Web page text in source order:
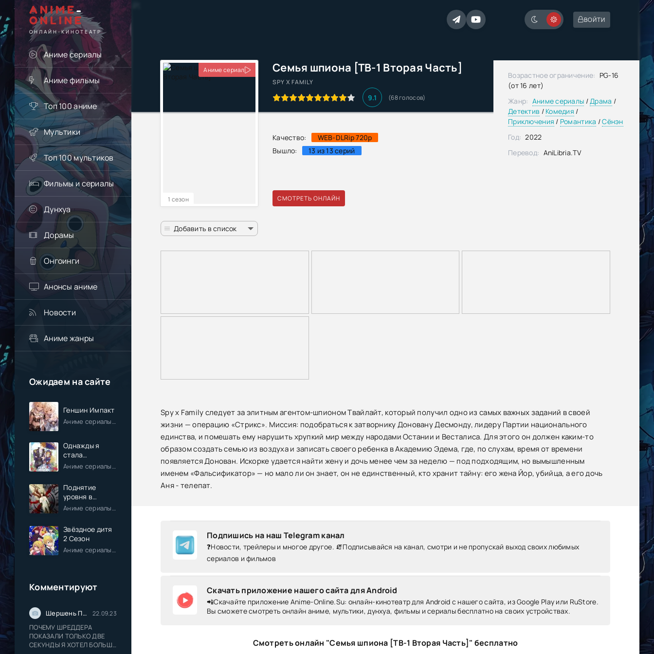
ANIME-
ONLINE
ОНЛАЙН-КИНОТЕАТР
ВОЙТИ
Аниме сериалы
Аниме фильмы
Топ 100 аниме
Мультики
Топ 100 мультиков
Фильмы и сериалы
Дунхуа
Дорамы
Онгоинги
Анонсы аниме
Новости
Аниме жанры
Ожидаем на сайте
Геншин Импакт
Однажды я
стала
принцессой
Аниме сериалы / Комедия / Романтика / Фэнтези / Анонсы
Поднятие
уровня в
одиночку
Аниме сериалы / Экшен / Приключения / Фэнтези / Анонсы
Звёздное дитя
2 Сезон
Аниме сериалы / Драма / Комедия / Романтика / Фантастика / Анонсы
Комментируют
Шершень Прайс 22.09.23
ПОЧЕМУ ШРЕДДЕРА
ПОКАЗАЛИ ТОЛЬКО ДВЕ
СЕКУНДЫ Я ХОТЕЛ БОЛЬШЕ
Семья шпиона [ТВ-1 Вторая Часть]
SPY X FAMILY
9.1 (68 голосов)
Качество:
WEB-DLRip 720p
Вышло:
13 из 13 серий
Аниме сериал
1 сезон СМОТРЕТЬ ОНЛАЙН
Добавить в список
Возрастное ограничение: PG-16
(от 16 лет)
Жанр: Аниме сериалы /Драма /
Детектив / Комедия /
Приключения / Романтика /Сёнэн
Год: 2022
Перевод: AniLibria.TV
Spy x Family следует за элитным агентом-шпионом Твайлайт, который получил одно из самых важных заданий в своей
жизни — операцию «Стрикс». Миссия: подобраться к затворнику Доновану Десмонду, лидеру Партии национального
единства, и помешать ему нарушить хрупкий мир между народами Остании и Весталиса. Для этого он должен каким-то
образом создать семью из воздуха и записать своего ребенка в Академию Эдема, где, по слухам, время от времени
появляется Донован. Искорке удается найти жену и дочь менее чем за неделю — под подходящим, но вымышленным
именем «Фальсификатор» — но мало ли он знает, он не единственный, кто хранит тайну: его жена Йор, убийца, а его дочь
Аня - телепат.
Подпишись на наш Telegram канал
❓Новости, трейлеры и многое другое. 🧯Подписывайся на канал, смотри и не пропускай выход своих любимых
сериалов и фильмов
Скачать приложение нашего сайта для Android
📲Скачайте приложение Anime-Online.Su: онлайн-кинотеатр для Android c нашего сайта, из Google Play или RuStore.
Вы сможете смотреть онлайн аниме, мультики, дунхуа, фильмы и сериалы бесплатно на своих устройствах.
Смотреть онлайн "Семья шпиона [ТВ-1 Вторая Часть]" бесплатно